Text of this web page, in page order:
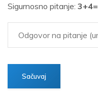
Sigurnosno pitanje: 3+4=